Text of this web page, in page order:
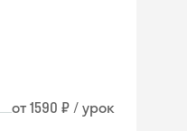
от 1590 ₽ / урок